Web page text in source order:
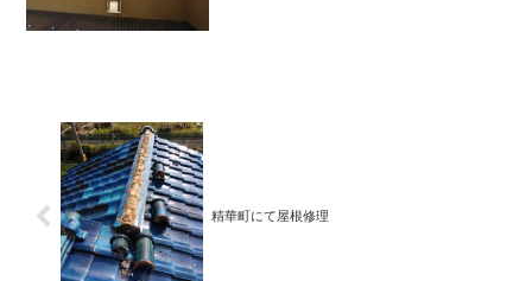
精華町にて屋根修理